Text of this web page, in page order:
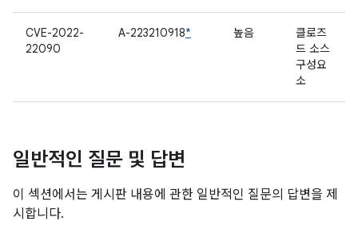
CVE-2022-
22090
A-223210918* 높음
클로즈
드 소스
구성요
소
일반적인 질문 및 답변
이 섹션에서는 게시판 내용에 관한 일반적인 질문의 답변을 제
시합니다.